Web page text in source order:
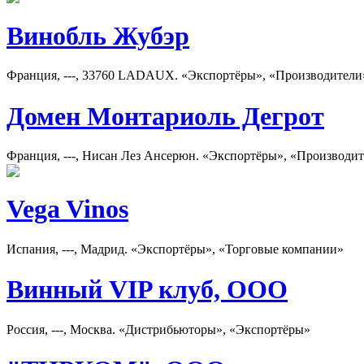
Винобль Жубэр
Франция, ---, 33760 LADAUX. «Экспортёры»,
Домен Монтариоль Дегрот
Франция, ---, Нисан Лез Ансерюн. «Экспортёры»,
Vega Vinos
Испания, ---, Мадрид. «Экспортёры», «Торговые компании»
Винный VIP клуб, ООО
Россия, ---, Москва. «Дистрибьюторы», «Экспортёры»